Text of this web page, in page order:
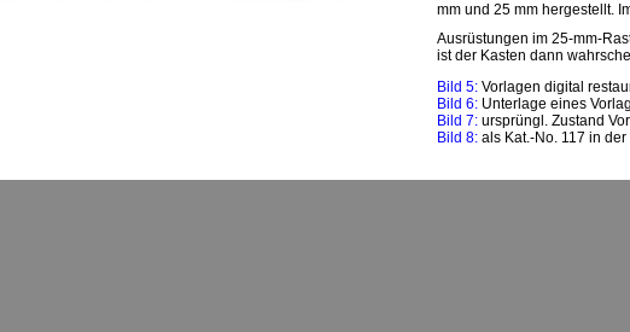
mm und 25 mm hergestellt.
Ausrüstungen im 25-mm-
ist der Kasten dann
Bild 5: Vorlagen digital
Bild 6: Unterlage eines
Bild 7: ursprüngl. Zustand
Bild 8: als Kat.-No. 117 in